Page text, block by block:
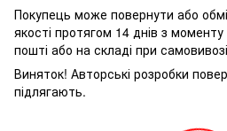
Покупець може повернути або
якості протягом 14 днів з
пошті або на складі при
Виняток! Авторські розробки
підлягають.